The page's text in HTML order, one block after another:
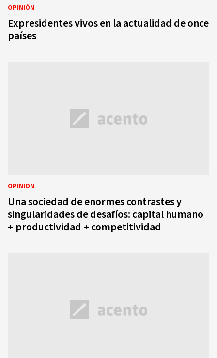
OPINIÓN
Expresidentes vivos en la actualidad de once
países
OPINIÓN
Una sociedad de enormes contrastes y
singularidades de desafíos: capital humano
+ productividad + competitividad